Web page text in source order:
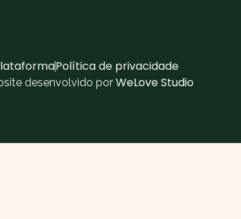
Política de privacidade
desenvolvido por WeLove Studio